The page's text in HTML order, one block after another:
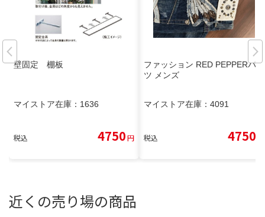
壁固定 棚板
マイストア在庫： 1636
税込 4750円
ファッション RED PEPPERパン
ツ メンズ
マイストア在庫： 4091
税込 4750
近くの売り場の商品